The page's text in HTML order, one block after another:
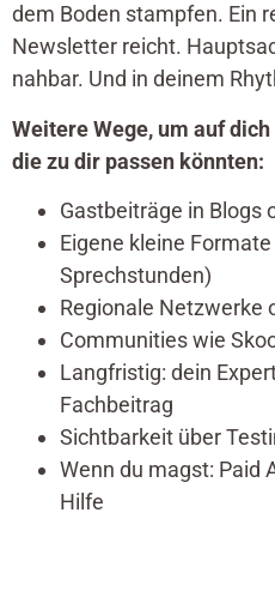
dem Boden stampfen. Ein
Newsletter reicht.
nahbar. Und in deinem
Weitere Wege, um auf
die zu dir passen könnten:
Gastbeiträge in Blogs
Eigene kleine Formate
Sprechstunden)
Regionale Netzwerke
Communities wie
Langfristig: dein
Fachbeitrag
Sichtbarkeit über
Wenn du magst: Paid
Hilfe